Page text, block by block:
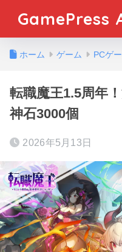
GamePress
ホーム ゲーム PCゲ
転職魔王1.5周年
神石3000個
2026年5月13日